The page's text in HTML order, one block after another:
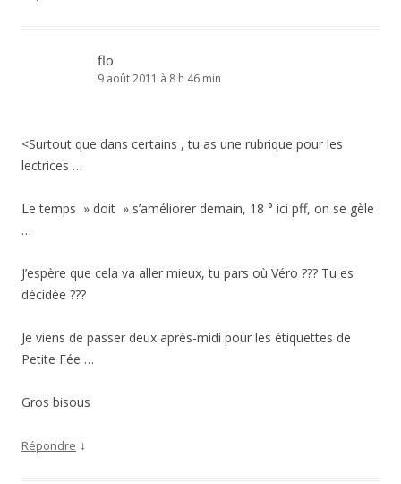
flo
9 août 2011 à 8 h 46 min
<Surtout que dans certains , tu as une rubrique pour les
lectrices …
Le temps » doit » s’améliorer demain, 18 ° ici pff, on se gèle
…
J’espère que cela va aller mieux, tu pars où Véro ??? Tu es
décidée ???
Je viens de passer deux après-midi pour les étiquettes de
Petite Fée …
Gros bisous
Répondre ↓